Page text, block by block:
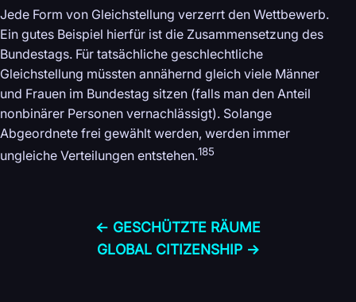
Jede Form von Gleichstellung verzerrt den Wettbewerb.
Ein gutes Beispiel hierfür ist die Zusammensetzung des
Bundestags. Für tatsächliche geschlechtliche
Gleichstellung müssten annähernd gleich viele Männer
und Frauen im Bundestag sitzen (falls man den Anteil
nonbinärer Personen vernachlässigt). Solange
Abgeordnete frei gewählt werden, werden immer
ungleiche Verteilungen entstehen.185
← GESCHÜTZTE RÄUME
GLOBAL CITIZENSHIP →